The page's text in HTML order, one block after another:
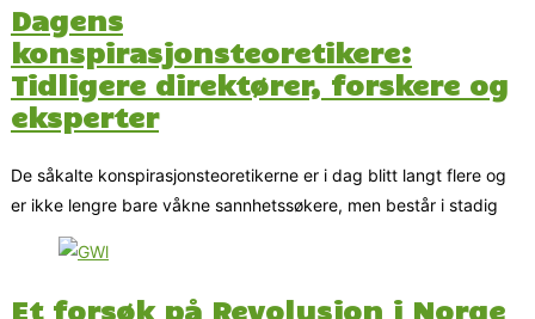
Dagens
konspirasjonsteoretikere:
Tidligere direktører, forskere og
eksperter
De såkalte konspirasjonsteoretikerne er i dag blitt langt flere og
er ikke lengre bare våkne sannhetssøkere, men består i stadig
Et forsøk på Revolusjon i Norge